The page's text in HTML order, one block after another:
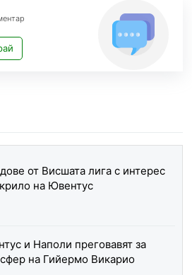
от Висшата лига с интерес
на Ювентус
и Наполи преговавят за
на Гийермо Викарио